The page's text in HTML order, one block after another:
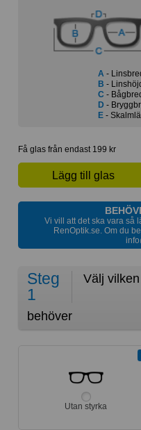
A -
B -
C -
D -
E-
Få glas från endast 199 kr
Lägg till glas
Vi vill att det ska vara så
RenOptik.se. Om du
Steg
1
Välj
behöver
Utan styrka